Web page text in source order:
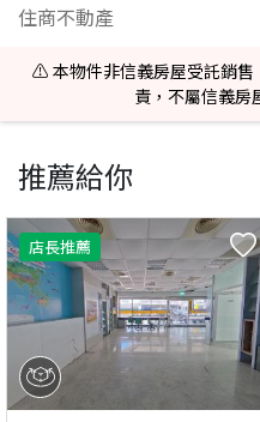
住商不動產
⚠️ 本物件非信義房屋受託銷售
責，不屬信義房
推薦給你
店長推薦